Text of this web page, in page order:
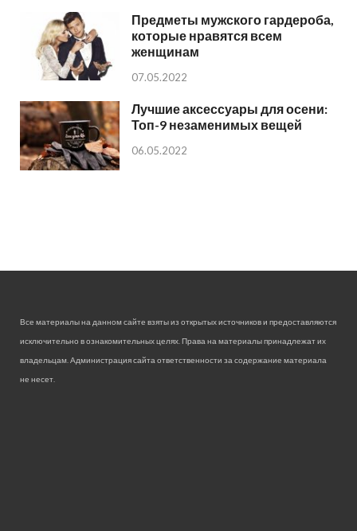
Предметы мужского гардероба,
которые нравятся всем
женщинам
07.05.2022
Лучшие аксессуары для осени:
Топ-9 незаменимых вещей
06.05.2022
Все материалы на данном сайте взяты из открытых источников и предоставляются
исключительно в ознакомительных целях. Права на материалы принадлежат их
владельцам. Администрация сайта ответственности за содержание материала
не несет.